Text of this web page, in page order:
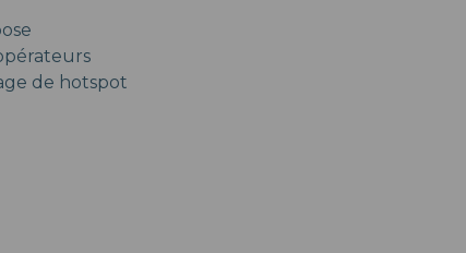
de hotspot